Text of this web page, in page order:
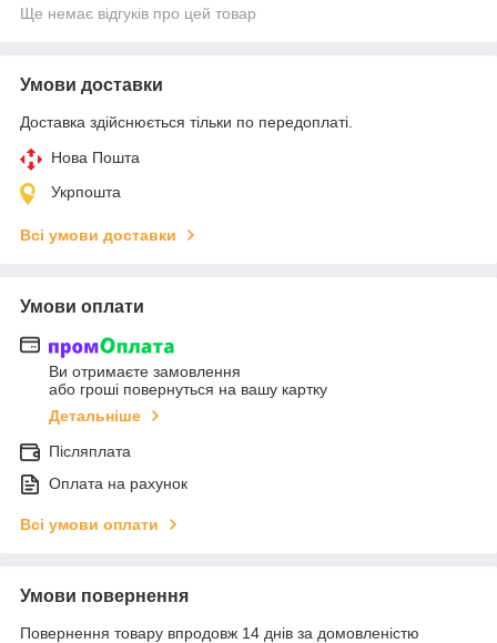
Ще немає відгуків про цей товар
Умови доставки
Доставка здійснюється тільки по передоплаті.
Нова Пошта
Укрпошта
Всі умови доставки
Умови оплати
Ви отримаєте замовлення
або гроші повернуться на вашу картку
Детальніше
Післяплата
Оплата на рахунок
Всі умови оплати
Умови повернення
Повернення товару впродовж 14 днів за домовленістю